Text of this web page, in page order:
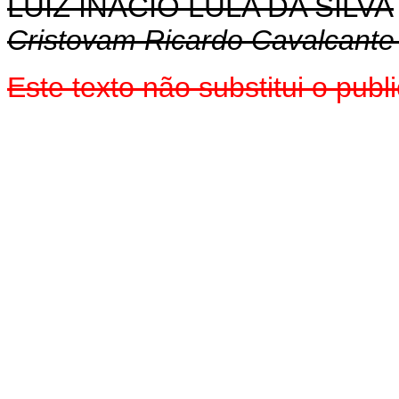
LUIZ INÁCIO LULA DA SILVA
Cristovam Ricardo
Este texto não substitui o